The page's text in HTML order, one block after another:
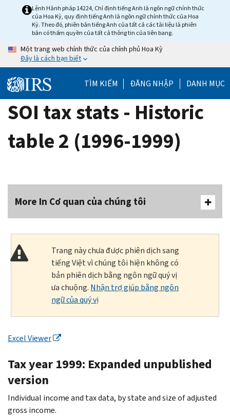
Lệnh Hành pháp 14224, Chỉ định tiếng Anh là ngôn ngữ chính thức
của Hoa Kỳ, quy định tiếng Anh là ngôn ngữ chính thức của Hoa
Kỳ. Theo đó, phiên bản tiếng Anh của tất cả các tài liệu là phiên
bản có thẩm quyền của tất cả thông tin của liên bang.
Một trang web chính thức của chính phủ Hoa Kỳ
Đây là cách bạn biết
TÌM KIẾM ĐĂNG NHẬP DANH MỤC
SOI tax stats - Historic
table 2 (1996-1999)
More In Cơ quan của chúng tôi
Trang này chưa được phiên dịch sang
tiếng Việt vì chúng tôi hiện không có
bản phiên dịch bằng ngôn ngữ quý vị
ưa chuộng. Nhận trợ giúp bằng ngôn
ngữ của quý vị
Excel Viewer
Tax year 1999: Expanded unpublished
version
Individual income and tax data, by state and size of adjusted
gross income.